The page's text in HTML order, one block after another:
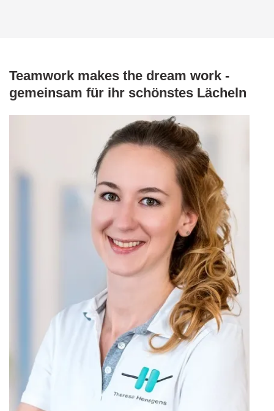
Teamwork makes the dream work -
gemeinsam für ihr schönstes Lächeln